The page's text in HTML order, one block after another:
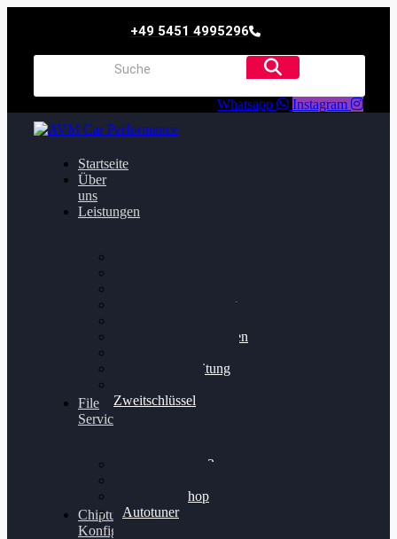
+49 5451 4995296
Whatsapp Instagram
Startseite
Über
uns
Leistungen
Getriebeoptimierung
Bremsscheiben planen
Felgenaufbereitung
Zweitschlüssel
File
Service
Alientech Kess3
Alientech Shop
Autotuner
Chiptuning
Konfigurator